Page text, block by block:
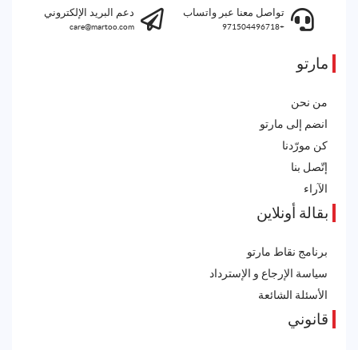
تواصل معنا عبر واتساب
+971504496718
دعم البريد الإلكتروني
care@martoo.com
مارتو
من نحن
انضم إلى مارتو
كن مورّدنا
إتّصل بنا
الآراء
بقالة أونلاين
برنامج نقاط مارتو
سياسة الإرجاع و الإسترداد
الأسئلة الشائعة
قانوني